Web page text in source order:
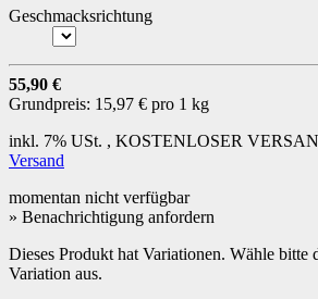
Geschmacksrichtung
55,90 €
Grundpreis: 15,97 € pro 1 kg
inkl. 7% USt. , KOSTENLOSER
Versand
momentan nicht verfügbar
» Benachrichtigung anfordern
Dieses Produkt hat Variationen. Wähle bitte
Variation aus.